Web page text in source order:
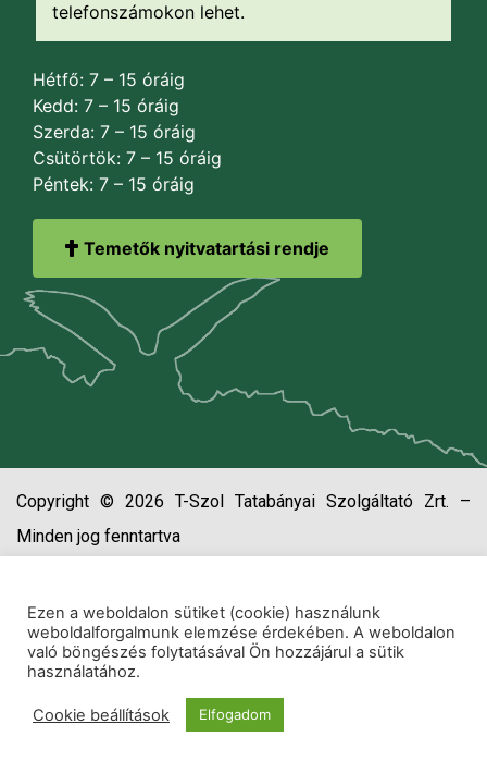
telefonszámokon lehet.
Hétfő: 7 – 15 óráig
Kedd: 7 – 15 óráig
Szerda: 7 – 15 óráig
Csütörtök: 7 – 15 óráig
Péntek: 7 – 15 óráig
Temetők nyitvatartási rendje
Copyright © 2026 T-Szol Tatabányai Szolgáltató Zrt. –
Minden jog fenntartva
Ezen a weboldalon sütiket (cookie) használunk
weboldalforgalmunk elemzése érdekében. A weboldalon
való böngészés folytatásával Ön hozzájárul a sütik
használatához.
Cookie beállítások Elfogadom